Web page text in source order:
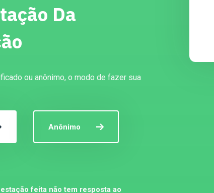
Da
ou anônimo, o modo de fazer sua
Anônimo
feita não tem resposta ao